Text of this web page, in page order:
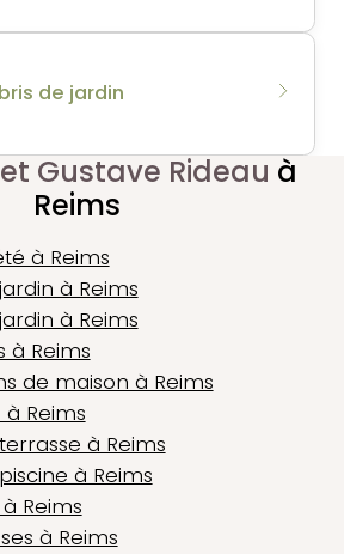
de jardin
Gustave Rideau à
Reims
à Reims
à Reims
à Reims
à Reims
de maison à Reims
Reims
à Reims
à Reims
Reims
à Reims